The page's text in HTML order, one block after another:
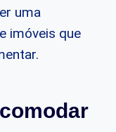
uma
imóveis que